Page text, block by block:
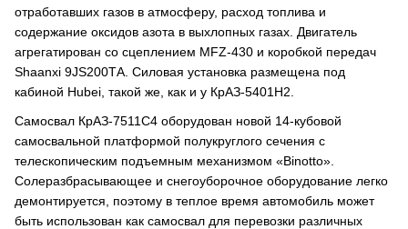
отработавших газов в атмосферу, расход топлива и
содержание оксидов азота в выхлопных газах. Двигатель
агрегатирован со сцеплением MFZ-430 и коробкой передач
Shaanxi 9JS200ТА. Силовая установка размещена под
кабиной Hubei, такой же, как и у КрАЗ-5401Н2.
Самосвал КрАЗ-7511С4 оборудован новой 14-кубовой
самосвальной платформой полукруглого сечения с
телескопическим подъемным механизмом «Binotto».
Солеразбрасывающее и снегоуборочное оборудование легко
демонтируется, поэтому в теплое время автомобиль может
быть использован как самосвал для перевозки различных